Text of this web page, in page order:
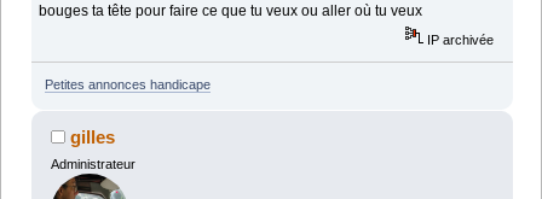
bouges ta tête pour faire ce que tu veux ou aller où tu veux
IP archivée
Petites annonces handicape
gilles
Administrateur